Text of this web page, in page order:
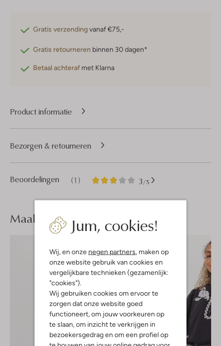
Jum, cookies!
Wij, en onze negen partners, maken op
onze website gebruik van cookies en
vergelijkbare technieken (gezamenlijk:
"cookies").
Wij gebruiken cookies om ervoor te
zorgen dat onze website goed
functioneert, om jouw voorkeuren op
te slaan, om inzicht te verkrijgen in
bezoekersgedrag en om een profiel op
Gratis verzendingvanaf €75,-
Gratis retourneren binnen 30 dagen*
Betaal achteraf met Klarna
Product informatie
Beoordelingen (1) 3/5
1
3
Bezorgen & retourneren
Maak je look compleet